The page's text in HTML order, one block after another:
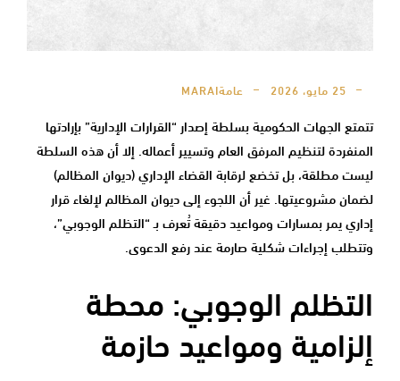
25 مايو، 2026 عامةMARAI
تتمتع الجهات الحكومية بسلطة إصدار “القرارات الإدارية” بإرادتها
المنفردة لتنظيم المرفق العام وتسيير أعماله. إلا أن هذه السلطة
ليست مطلقة، بل تخضع لرقابة القضاء الإداري (ديوان المظالم)
لضمان مشروعيتها. غير أن اللجوء إلى ديوان المظالم لإلغاء قرار
إداري يمر بمسارات ومواعيد دقيقة تُعرف بـ “التظلم الوجوبي”،
وتتطلب إجراءات شكلية صارمة عند رفع الدعوى.
التظلم الوجوبي: محطة
إلزامية ومواعيد حازمة